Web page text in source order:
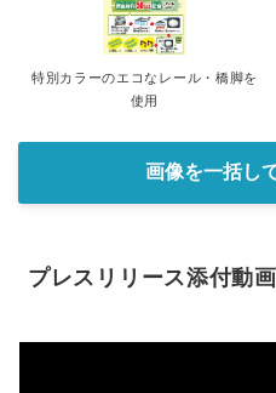
特別カラーのエコなレール・橋脚を
使用
画像を一括し
プレスリリース添付動画